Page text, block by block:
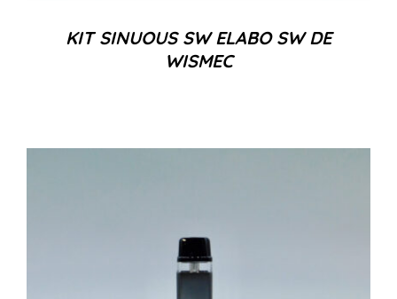
KIT SINUOUS SW ELABO SW DE
WISMEC